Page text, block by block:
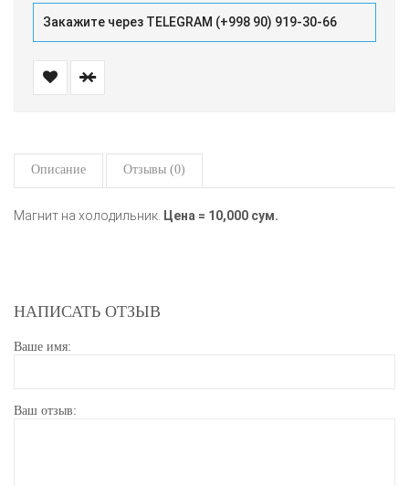
Закажите через TELEGRAM (+998 90) 919-30-66
Описание Отзывы (0)
Магнит на холодильник. Цена = 10,000 сум.
НАПИСАТЬ ОТЗЫВ
Ваше имя:
Ваш отзыв: